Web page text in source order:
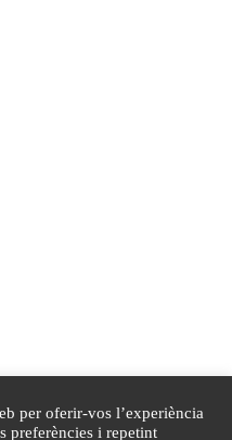
per oferir-vos l’experiència
preferències i repetint